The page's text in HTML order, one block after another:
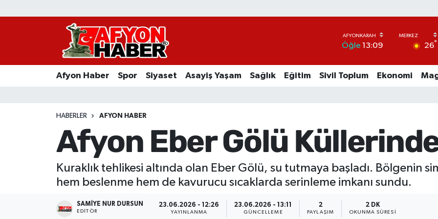
Öğle 13:09 26°
Afyon Haber Spor Siyaset Asayiş Yaşam Sağlık Eğitim Sivil Toplum Ekonomi
HABERLER AFYON HABER
Afyon Eber Gölü
Kuraklık tehlikesi altında olan Eber Gölü, su tutmaya başladı. Bölgenin
hem beslenme hem de kavurucu sıcaklarda serinleme imkanı sundu.
SAMIYE NUR DURSUN
EDITÖR
23.06.2026 - 12:26
YAYINLANMA
23.06.2026 - 13:11
GÜNCELLEME
2
PAYLAŞIM
2 DK
OKUNMA SÜRESI
Afyon Haber
Asayiş Yaşam
Sivil Toplum
Ekonomi